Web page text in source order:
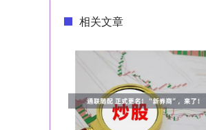
相关文章